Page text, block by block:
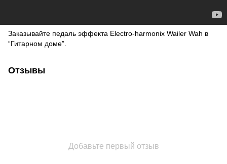
Заказывайте педаль эффекта Electro-harmonix Wailer Wah в
“Гитарном доме”.
Отзывы
Добавьте первый отзыв